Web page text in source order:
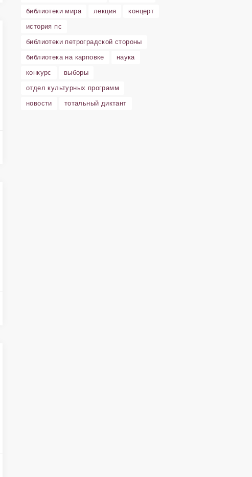
библиотеки мира
лекция
концерт
история пс
библиотеки петроградской стороны
библиотека на карповке
наука
конкурс
выборы
отдел культурных программ
новости
тотальный диктант